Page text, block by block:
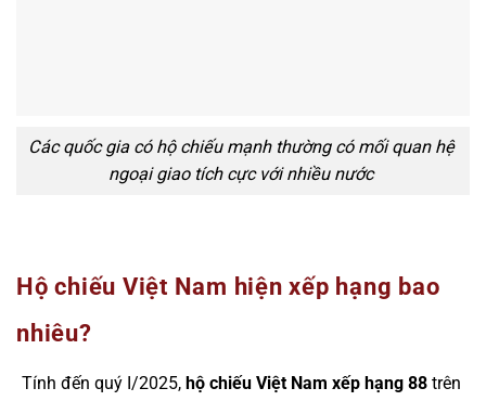
Các quốc gia có hộ chiếu mạnh thường có mối quan hệ
ngoại giao tích cực với nhiều nước
Hộ chiếu Việt Nam hiện xếp hạng bao
nhiêu?
Tính đến quý I/2025, hộ chiếu Việt Nam xếp hạng 88 trên